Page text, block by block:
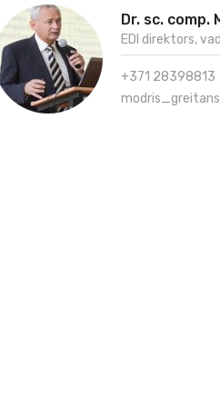
Dr. sc. comp.
EDI direktors,
+371 28398813